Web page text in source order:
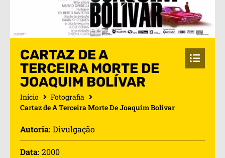
CARTAZ DE A
TERCEIRA MORTE DE
JOAQUIM BOLÍVAR
Início
Fotografia
Cartaz de A Terceira Morte De Joaquim Bolívar
Autoria: Divulgação
Data: 2000